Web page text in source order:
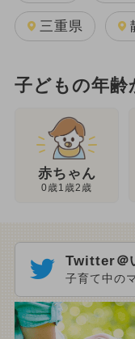
三重県
子どもの年齢
赤ちゃん
0歳1歳2歳
Twitter＠
子育て中の